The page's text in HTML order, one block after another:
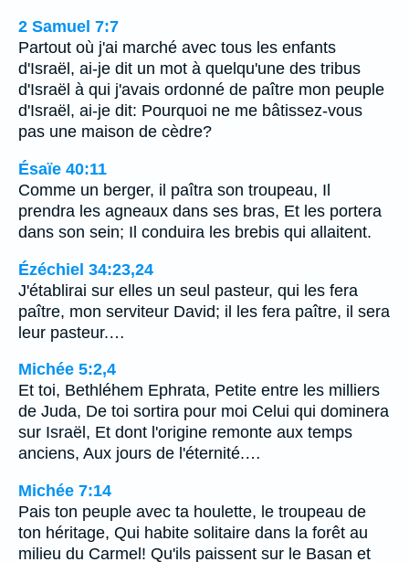
2 Samuel 7:7
Partout où j'ai marché avec tous les enfants
d'Israël, ai-je dit un mot à quelqu'une des tribus
d'Israël à qui j'avais ordonné de paître mon peuple
d'Israël, ai-je dit: Pourquoi ne me bâtissez-vous
pas une maison de cèdre?
Ésaïe 40:11
Comme un berger, il paîtra son troupeau, Il
prendra les agneaux dans ses bras, Et les portera
dans son sein; Il conduira les brebis qui allaitent.
Ézéchiel 34:23,24
J'établirai sur elles un seul pasteur, qui les fera
paître, mon serviteur David; il les fera paître, il sera
leur pasteur.…
Michée 5:2,4
Et toi, Bethléhem Ephrata, Petite entre les milliers
de Juda, De toi sortira pour moi Celui qui dominera
sur Israël, Et dont l'origine remonte aux temps
anciens, Aux jours de l'éternité.…
Michée 7:14
Pais ton peuple avec ta houlette, le troupeau de
ton héritage, Qui habite solitaire dans la forêt au
milieu du Carmel! Qu'ils paissent sur le Basan et